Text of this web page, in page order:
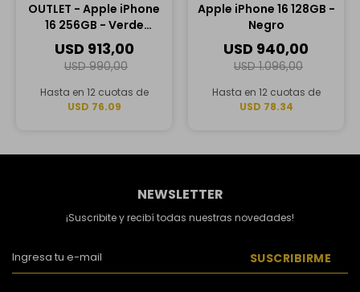
OUTLET - Apple iPhone
16 256GB - Verde
Azulado
USD 913,00
USD 990,00
Hasta en 12 cuotas de
USD 76.09
Apple iPhone 16 128GB -
Negro
USD 940,00
USD 1.096,00
Hasta en 12 cuotas de
USD 78.34
NEWSLETTER
¡Suscribite y recibí todas nuestras novedades!
SUSCRIBIRME